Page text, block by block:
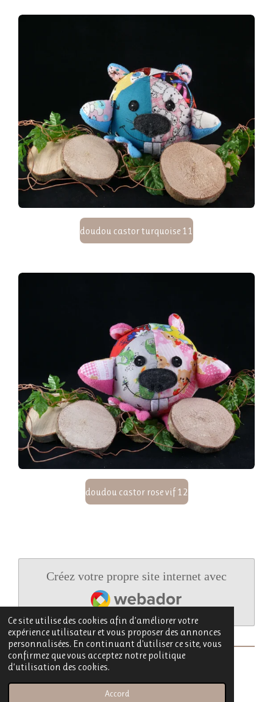
Ce site utilise des cookies afin d’améliorer votre
expérience utilisateur et vous proposer des annonces
personnalisées. En continuant d'utiliser ce site, vous
confirmez que vous acceptez notre politique
d’utilisation des cookies.
Accord
doudou castor turquoise 11
doudou castor rose vif 12
Créez votre propre site internet avec
Webador
© 2022 - 2026 Babézaza